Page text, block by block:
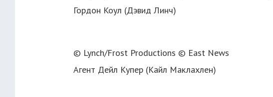
Гордон Коул (Дэвид Линч)
© Lynch/Frost Productions © East News
Агент Дейл Купер (Кайл Маклахлен)